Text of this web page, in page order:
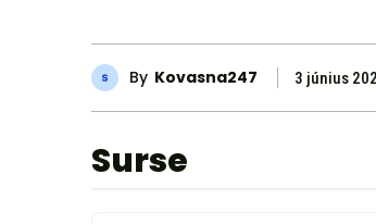
By Kovasna247 3 június
Surse